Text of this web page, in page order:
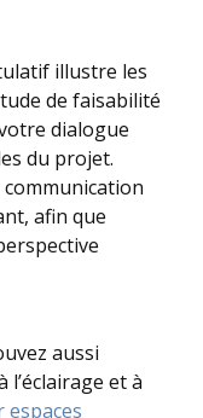
illustre les
de faisabilité
dialogue
du projet.
afin que
aussi
l’éclairage et à
espaces